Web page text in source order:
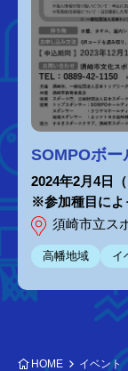
SOMPOボ
2024年2月4日
※参加種目によ
須崎市立ス
高幡地域 イ
HOME イベント